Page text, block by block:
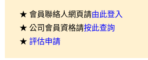
★ 會員聯絡人網頁請由此登入
★ 公司會員資格請按此查詢
★ 評估申請